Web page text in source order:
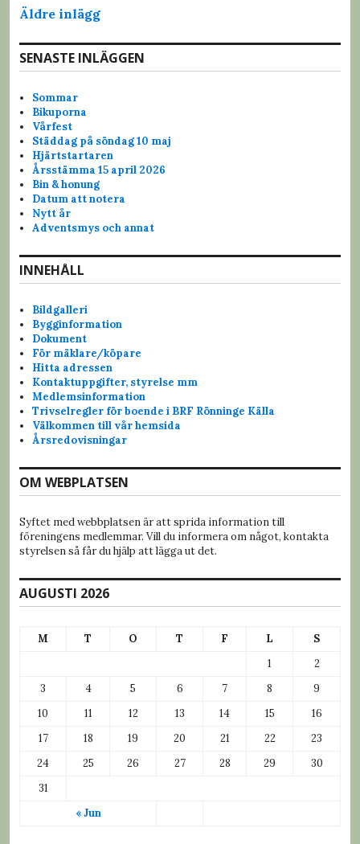
I
n
l
ä
g
g
s
n
a
v
i
g
e
r
i
n
g
Äldre inlägg
SENASTE INLÄGGEN
Sommar
Bikuporna
Vårfest
Städdag på söndag 10 maj
Hjärtstartaren
Årsstämma 15 april 2026
Bin & honung
Datum att notera
Nytt år
Adventsmys och annat
INNEHÅLL
Bildgalleri
Bygginformation
Dokument
För mäklare/köpare
Hitta adressen
Kontaktuppgifter, styrelse mm
Medlemsinformation
Trivselregler för boende i BRF Rönninge Källa
Välkommen till vår hemsida
Årsredovisningar
OM WEBPLATSEN
Syftet med webbplatsen är att sprida information till
föreningens medlemmar. Vill du informera om något, kontakta
styrelsen så får du hjälp att lägga ut det.
AUGUSTI 2026
M T O T F L S
« Jun
1
2
3
4 5 6 7 8
9
10
11 12 13 14 15
16
17
18 19 20 21 22
23
24
25 26 27 28 29
30
31